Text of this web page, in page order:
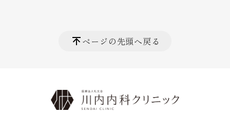
ページの先頭へ戻る